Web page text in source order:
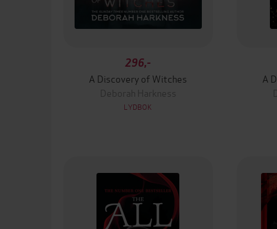
296,-
A Discovery of Witches
Deborah Harkness
LYDBOK
A